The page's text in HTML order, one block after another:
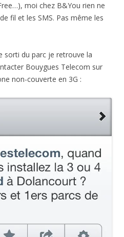
moi chez B&You rien ne
fil et les SMS. Pas même les
sorti du parc je retrouve la
Bouygues Telecom sur
non-couverte en 3G :